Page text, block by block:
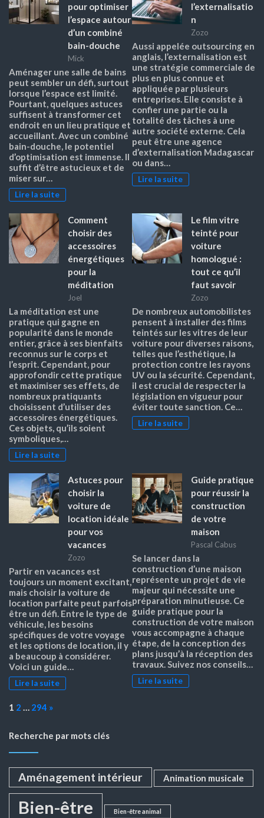
pour optimiser
l’espace autour
d’un combiné
bain-douche
Mick
Aménager une salle de bains
peut sembler un défi, surtout
lorsque l’espace est limité.
Pourtant, quelques astuces
suffisent à transformer cet
endroit en un lieu pratique et
accueillant. Avec un combiné
bain-douche, le potentiel
d’optimisation est immense. Il
suffit d’être astucieux et de
miser sur…
Lire la suite
l’externalisatio
n
Zozo
Aussi appelée outsourcing en
anglais, l’externalisation est
une stratégie commerciale de
plus en plus connue et
appliquée par plusieurs
entreprises. Elle consiste à
confier une partie ou la
totalité des tâches à une
autre société externe. Cela
peut être une agence
d’externalisation Madagascar
ou dans…
Lire la suite
Comment
choisir des
accessoires
énergétiques
pour la
méditation
Joel
La méditation est une
pratique qui gagne en
popularité dans le monde
entier, grâce à ses bienfaits
reconnus sur le corps et
l’esprit. Cependant, pour
approfondir cette pratique
et maximiser ses effets, de
nombreux pratiquants
choisissent d’utiliser des
accessoires énergétiques.
Ces objets, qu’ils soient
symboliques,…
Lire la suite
Le film vitre
teinté pour
voiture
homologué :
tout ce qu’il
faut savoir
Zozo
De nombreux automobilistes
pensent à installer des films
teintés sur les vitres de leur
voiture pour diverses raisons,
telles que l’esthétique, la
protection contre les rayons
UV ou la sécurité. Cependant,
il est crucial de respecter la
législation en vigueur pour
éviter toute sanction. Ce…
Lire la suite
Astuces pour
choisir la
voiture de
location idéale
pour vos
vacances
Zozo
Partir en vacances est
toujours un moment excitant,
mais choisir la voiture de
location parfaite peut parfois
être un défi. Entre le type de
véhicule, les besoins
spécifiques de votre voyage
et les options de location, il y
a beaucoup à considérer.
Voici un guide…
Lire la suite
Guide pratique
pour réussir la
construction
de votre
maison
Pascal Cabus
Se lancer dans la
construction d’une maison
représente un projet de vie
majeur qui nécessite une
préparation minutieuse. Ce
guide pratique pour la
construction de votre maison
vous accompagne à chaque
étape, de la conception des
plans jusqu’à la réception des
travaux. Suivez nos conseils…
Lire la suite
Page:
1 2 … 294 Next
»
Recherche par mots clés
Aménagement intérieur Animation musicale
Bien-être Bien-être animal